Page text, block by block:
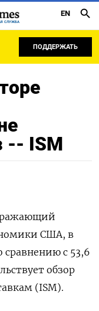
СЛУЖБА
EN
ПОДДЕРЖАТЬ
-- ISM
США, в
сравнению с 53,6
обзор
(ISM).